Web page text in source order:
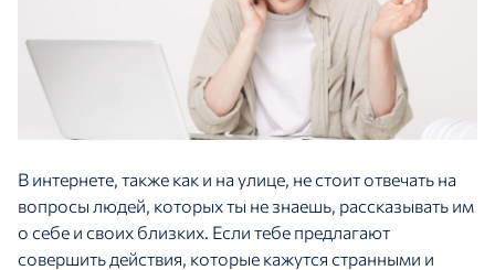
В интернете, также как и на улице, не стоит отвечать на
вопросы людей, которых ты не знаешь, рассказывать им
о себе и своих близких. Если тебе предлагают
совершить действия, которые кажутся странными и